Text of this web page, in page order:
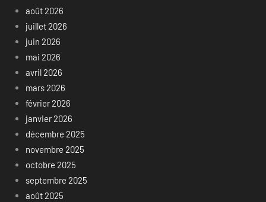
août 2026
juillet 2026
juin 2026
mai 2026
avril 2026
mars 2026
février 2026
janvier 2026
décembre 2025
novembre 2025
octobre 2025
septembre 2025
août 2025